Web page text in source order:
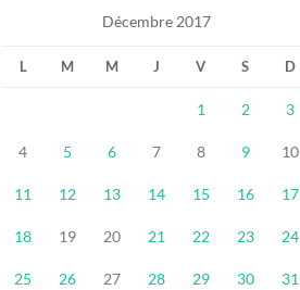
Décembre 2017
L M M J V S D
1 2 3
4 5 6 7 8 9 10
11 12 13 14 15 16 17
18 19 20 21 22 23 24
25 26 27 28 29 30 31